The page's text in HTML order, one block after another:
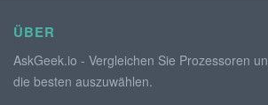
ÜBER
AskGeek.io - Vergleichen Sie Prozessoren
die besten auszuwählen.